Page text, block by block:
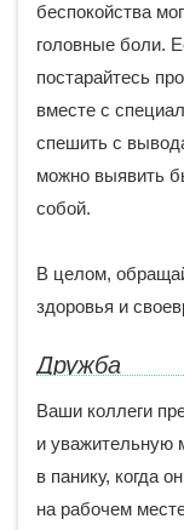
беспокойства
головные боли.
постарайтесь
вместе с
спешить с
можно выявить
собой.
В целом,
здоровья и
Дружба
Ваши коллеги
и уважительную
в панику, когда
на рабочем